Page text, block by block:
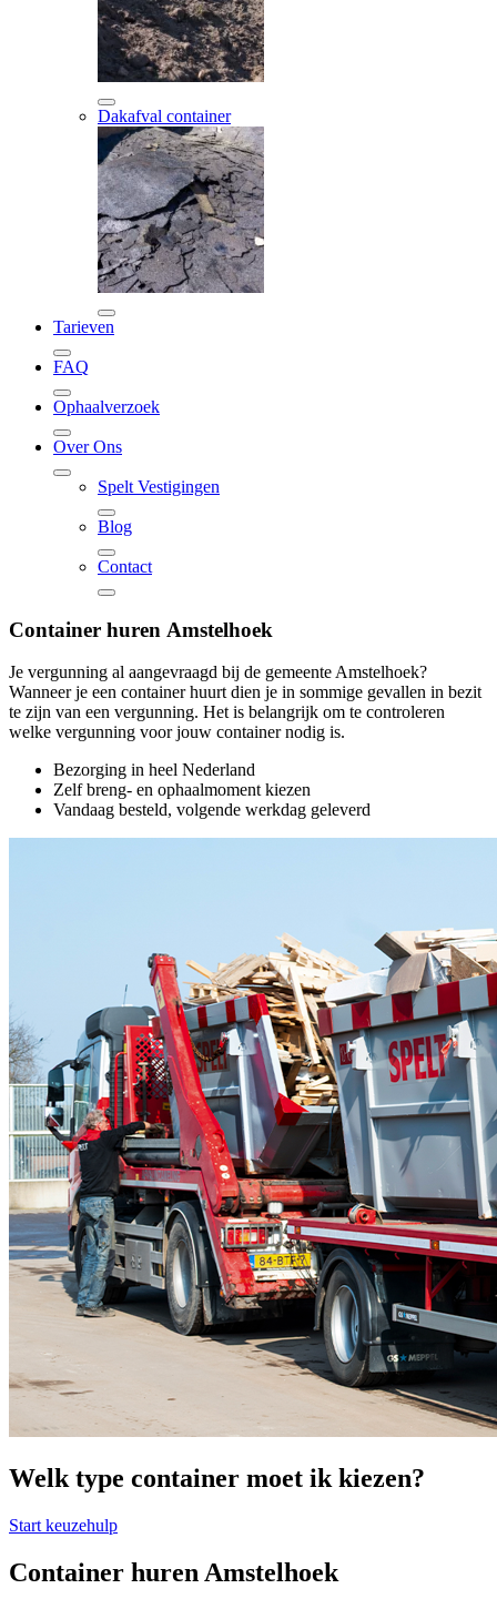
Dakafval container
Tarieven
FAQ
Ophaalverzoek
Over Ons
Spelt Vestigingen
Blog
Contact
Container huren Amstelhoek
Je vergunning al aangevraagd bij de gemeente Amstelhoek?
Wanneer je een container huurt dien je in sommige gevallen in bezit
te zijn van een vergunning. Het is belangrijk om te controleren
welke vergunning voor jouw container nodig is.
Bezorging in heel Nederland
Zelf breng- en ophaalmoment kiezen
Vandaag besteld, volgende werkdag geleverd
Welk type container moet ik kiezen?
Start keuzehulp
Container huren Amstelhoek